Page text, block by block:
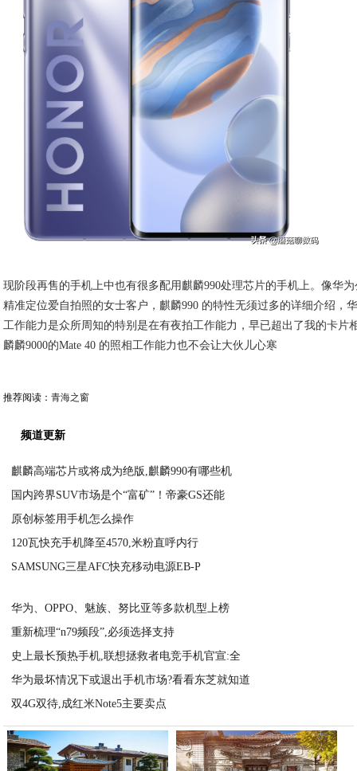
现阶段再售的手机上中也有很多配用麒麟990处理芯片的手机上。像华为
精准定位爱自拍照的女士客户，麒麟990 的特性无须过多的详细介绍，
工作能力是众所周知的特别是在有夜拍工作能力，早已超出了我的卡片
麟麟9000的Mate 40 的照相工作能力也不会让大伙儿心寒
推荐阅读：青海之窗
频道更新
麒麟高端芯片或将成为绝版,麒麟990有哪些机
国内跨界SUV市场是个“富矿”！帝豪GS还能
原创标签用手机怎么操作
120瓦快充手机降至4570,米粉直呼内行
SAMSUNG三星AFC快充移动电源EB-P
华为、OPPO、魅族、努比亚等多款机型上榜
重新梳理“n79频段”,必须选择支持
史上最长预热手机,联想拯救者电竞手机官宣:全
华为最坏情况下或退出手机市场?看看东芝就知道
双4G双待,成红米Note5主要卖点
2020-11-12